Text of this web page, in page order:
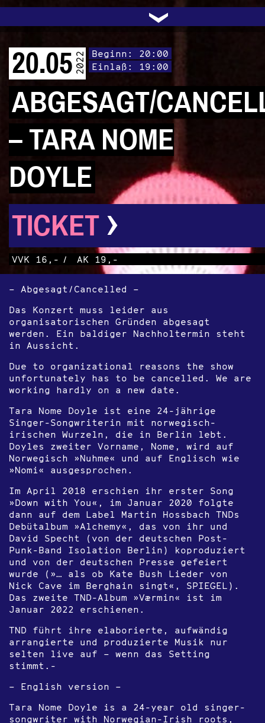
PROGRAMM
ARCHIV
AUDIO|VIDEO
LICHTBLICKE
TRANSIT
OFFENE TÜR
FACEBOOK
INSTAGRAM
KONTAKT
TRAFO
UNTERSTÜTZEN
POLITIK
›
ABGESAGT/
– TARA NOME
DOYLE
TICKET ›
VVK 16,- / AK 19,-
Beginn: 20:00
Einlaß: 19:00
20.052022
– Abgesagt/Cancelled –
Das Konzert muss leider aus
organisatorischen Gründen abgesagt
werden. Ein baldiger Nachholtermin steht
in Aussicht.
Due to organizational reasons the show
unfortunately has to be cancelled. We are
working hardly on a new date.
Tara Nome Doyle ist eine 24-jährige
Singer-Songwriterin mit norwegisch-
irischen Wurzeln, die in Berlin lebt.
Doyles zweiter Vorname, Nome, wird auf
Norwegisch »Nuhme« und auf Englisch wie
»Nomi« ausgesprochen.
Im April 2018 erschien ihr erster Song
»Down with You«, im Januar 2020 folgte
dann auf dem Label Martin Hossbach TNDs
Debütalbum »Alchemy«, das von ihr und
David Specht (von der deutschen Post-
Punk-Band Isolation Berlin) koproduziert
und von der deutschen Presse gefeiert
wurde (»… als ob Kate Bush Lieder von
Nick Cave im Berghain singt«, SPIEGEL).
Das zweite TND-Album »Værmin« ist im
Januar 2022 erschienen.
TND führt ihre elaborierte, aufwändig
arrangierte und produzierte Musik nur
selten live auf – wenn das Setting
stimmt.-
– English version –
Tara Nome Doyle is a 24-year old singer-
songwriter with Norwegian-Irish roots,